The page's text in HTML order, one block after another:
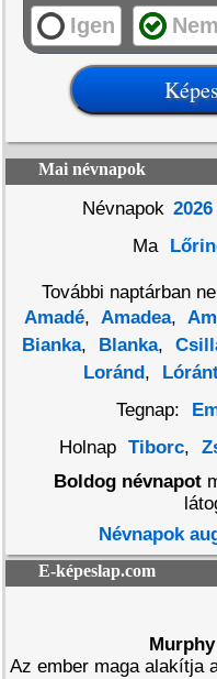
Igen Nem
Mai névnapok
Névnapok
Ma
További naptárban
Amadé, Amadea,
Bianka, Blanka,
Loránd ,
Tegnap:
Holnap Tiborc,
Boldog névnapot
Névnapok
E-képeslap.com
Murphy
Az ember maga alakítja